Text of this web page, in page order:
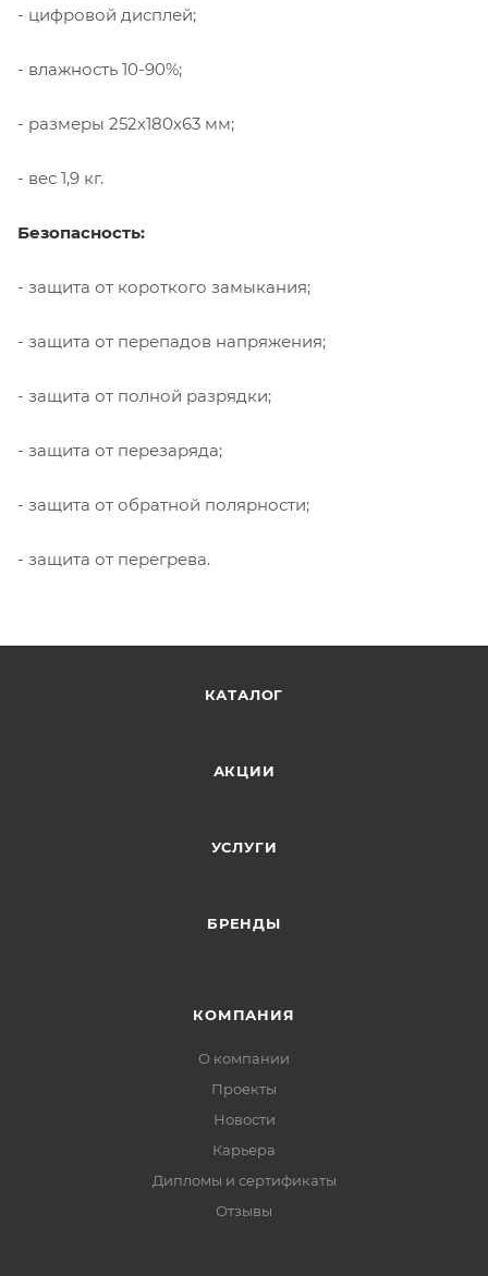
- цифровой дисплей;
- влажность 10-90%;
- размеры 252х180х63 мм;
- вес 1,9 кг.
Безопасность:
- защита от короткого замыкания;
- защита от перепадов напряжения;
- защита от полной разрядки;
- защита от перезаряда;
- защита от обратной полярности;
- защита от перегрева.
КАТАЛОГ
АКЦИИ
УСЛУГИ
БРЕНДЫ
КОМПАНИЯ
О компании
Проекты
Новости
Карьера
Дипломы и сертификаты
Отзывы